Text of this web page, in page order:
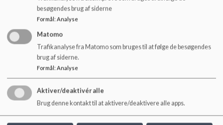
25.11.25 referat af skolebestyrelsesmøde.pdf
25.12.18. referat af skolebestyrelsesmøde.pdf
26.01.27 referat af skolebestyrelsesmøde.pdf
besøgendes brug af siderne
Formål: Analyse
Matomo
Trafikanalyse fra Matomo som bruges til at følge de besøgendes
brug af siderne.
Formål: Analyse
Aktiver/deaktivér alle
Brug denne kontakt til at aktivere/deaktivere alle apps.